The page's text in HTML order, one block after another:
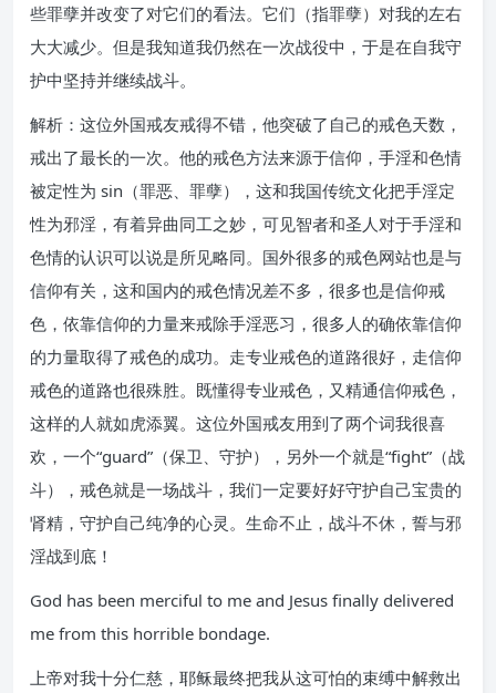
些罪孽并改变了对它们的看法。它们（指罪孽）对我的左右
大大减少。但是我知道我仍然在一次战役中，于是在自我守
护中坚持并继续战斗。
解析：这位外国戒友戒得不错，他突破了自己的戒色天数，
戒出了最长的一次。他的戒色方法来源于信仰，手淫和色情
被定性为 sin（罪恶、罪孽），这和我国传统文化把手淫定
性为邪淫，有着异曲同工之妙，可见智者和圣人对于手淫和
色情的认识可以说是所见略同。国外很多的戒色网站也是与
信仰有关，这和国内的戒色情况差不多，很多也是信仰戒
色，依靠信仰的力量来戒除手淫恶习，很多人的确依靠信仰
的力量取得了戒色的成功。走专业戒色的道路很好，走信仰
戒色的道路也很殊胜。既懂得专业戒色，又精通信仰戒色，
这样的人就如虎添翼。这位外国戒友用到了两个词我很喜
欢，一个“guard”（保卫、守护），另外一个就是“fight”（战
斗），戒色就是一场战斗，我们一定要好好守护自己宝贵的
肾精，守护自己纯净的心灵。生命不止，战斗不休，誓与邪
淫战到底！
God has been merciful to me and Jesus finally delivered
me from this horrible bondage.
上帝对我十分仁慈，耶稣最终把我从这可怕的束缚中解救出